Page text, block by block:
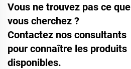
Vous ne trouvez pas ce que
vous cherchez ?
Contactez nos consultants
pour connaître les produits
disponibles.